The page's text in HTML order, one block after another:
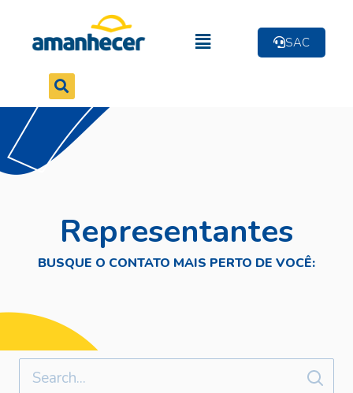
SAC
Representantes
BUSQUE O CONTATO MAIS PERTO DE VOCÊ: